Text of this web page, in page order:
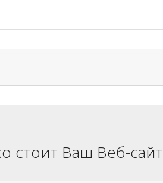
стоит Ваш Веб-сайт